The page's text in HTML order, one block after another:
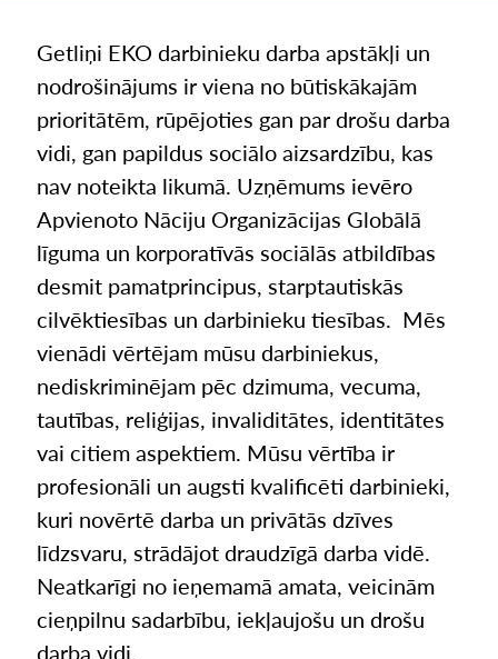
Getliņi EKO darbinieku darba apstākļi un
nodrošinājums ir viena no būtiskākajām
prioritātēm, rūpējoties gan par drošu darba
vidi, gan papildus sociālo aizsardzību, kas
nav noteikta likumā. Uzņēmums ievēro
Apvienoto Nāciju Organizācijas Globālā
līguma un korporatīvās sociālās atbildības
desmit pamatprincipus, starptautiskās
cilvēktiesības un darbinieku tiesības. Mēs
vienādi vērtējam mūsu darbiniekus,
nediskriminējam pēc dzimuma, vecuma,
tautības, reliģijas, invaliditātes, identitātes
vai citiem aspektiem. Mūsu vērtība ir
profesionāli un augsti kvalificēti darbinieki,
kuri novērtē darba un privātās dzīves
līdzsvaru, strādājot draudzīgā darba vidē.
Neatkarīgi no ieņemamā amata, veicinām
cieņpilnu sadarbību, iekļaujošu un drošu
darba vidi.